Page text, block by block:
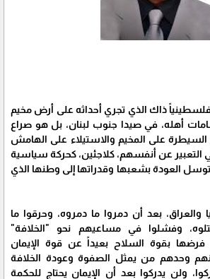
ذاك الذي تجري أحداثه على أرض مخيم
أهله، في صيدا جنوب لبنان، بل هو صراع
على المخيم والاستيلاء على الهامش
التعبير عن أنفسهم، كلاجئين، كحركة سياسية
العودة بشعبها وقدراتها إلى وطنها الذي
بعد أن دمروا ما دمروه، وحرقوا ما
وفشلوا في مساعيهم نحو "الخلافة"
فرضها بقوة السلاح بعيداً عن قوة الإيمان
وحدهم من يمثل الصفوة وعودة الخلافة
ولن يدركوا بعد أن الإيمان يحتاج للحكمة